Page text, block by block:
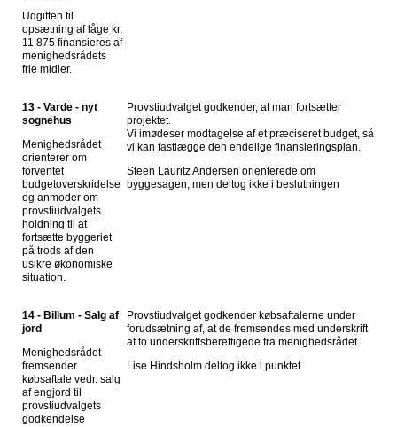
Udgiften til
opsætning af låge kr.
11.875 finansieres af
menighedsrådets
frie midler.
13 - Varde - nyt
sognehus
Menighedsrådet
orienterer om
forventet
budgetoverskridelse
og anmoder om
provstiudvalgets
holdning til at
fortsætte byggeriet
på trods af den
usikre økonomiske
situation.
Provstiudvalget godkender, at man fortsætter
projektet.
Vi imødeser modtagelse af et præciseret budget, så
vi kan fastlægge den endelige finansieringsplan.
Steen Lauritz Andersen orienterede om
byggesagen, men deltog ikke i beslutningen
14 - Billum - Salg af
jord
Menighedsrådet
fremsender
købsaftale vedr. salg
af engjord til
provstiudvalgets
godkendelse
Provstiudvalget godkender købsaftalerne under
forudsætning af, at de fremsendes med underskrift
af to underskriftsberettigede fra menighedsrådet.
Lise Hindsholm deltog ikke i punktet.